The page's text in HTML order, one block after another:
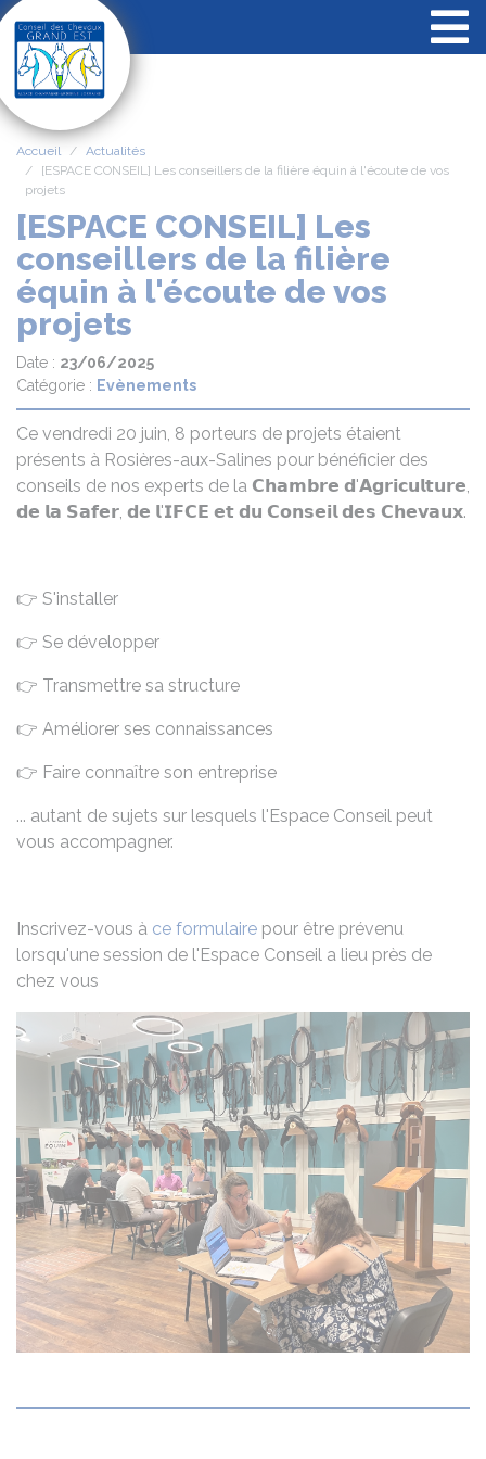
Accueil
Actualités
[ESPACE CONSEIL] Les conseillers de la filière équin à l'écoute de vos
projets
[ESPACE CONSEIL] Les
conseillers de la filière
équin à l'écoute de vos
projets
Date : 23/06/2025
Catégorie : Evènements
Ce vendredi 20 juin, 8 porteurs de projets étaient
présents à Rosières-aux-Salines pour bénéficier des
conseils de nos experts de la 𝗖𝗵𝗮𝗺𝗯𝗿𝗲 𝗱'𝗔𝗴𝗿𝗶𝗰𝘂𝗹𝘁𝘂𝗿𝗲,
𝗱𝗲 𝗹𝗮 𝗦𝗮𝗳𝗲𝗿, 𝗱𝗲 𝗹'𝗜𝗙𝗖𝗘 𝗲𝘁 𝗱𝘂 𝗖𝗼𝗻𝘀𝗲𝗶𝗹 𝗱𝗲𝘀 𝗖𝗵𝗲𝘃𝗮𝘂𝘅.
👉 S'installer
👉 Se développer
👉 Transmettre sa structure
👉 Améliorer ses connaissances
👉 Faire connaître son entreprise
... autant de sujets sur lesquels l'Espace Conseil peut
vous accompagner.
Inscrivez-vous à ce formulaire pour être prévenu
lorsqu'une session de l'Espace Conseil a lieu près de
chez vous
Panneau de gestion des cookies